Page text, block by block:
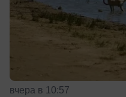
вчера в 10:57